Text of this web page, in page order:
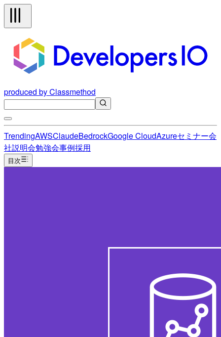
produced by Classmethod
TrendingAWSClaudeBedrockGoogle CloudAzureセミナー会
社説明会勉強会事例採用
目次